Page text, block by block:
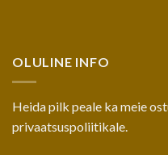
OLULINE INFO
Heida pilk peale ka meie
privaatsuspoliitikale